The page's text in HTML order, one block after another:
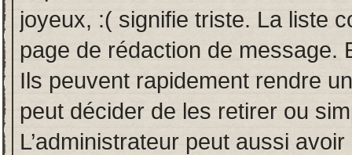
joyeux, :( signifie triste. La liste
page de rédaction de message.
Ils peuvent rapidement rendre
peut décider de les retirer ou
L’administrateur peut aussi